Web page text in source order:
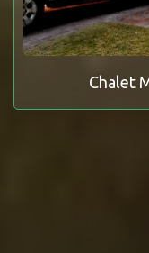
Chalet